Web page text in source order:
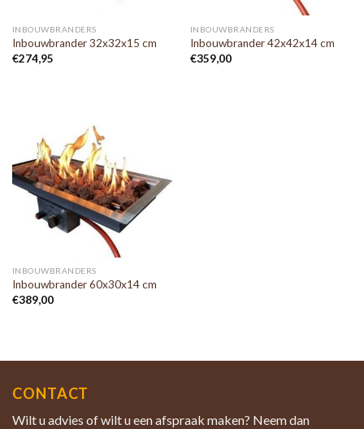
INBOUWBRANDERS
Inbouwbrander 32x32x15 cm
€274,95
INBOUWBRANDERS
Inbouwbrander 42x42x14 cm
€359,00
INBOUWBRANDERS
Inbouwbrander 60x30x14 cm
€389,00
CONTACT
Wilt u advies of wilt u een afspraak maken? Neem dan